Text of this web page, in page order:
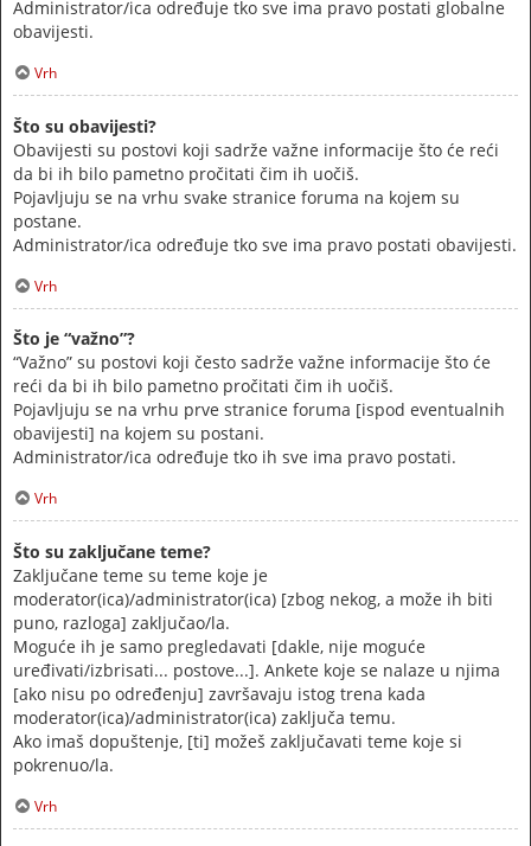
Administrator/ica određuje tko sve ima pravo postati globalne
obavijesti.
Vrh
Što su obavijesti?
Obavijesti su postovi koji sadrže važne informacije što će reći
da bi ih bilo pametno pročitati čim ih uočiš.
Pojavljuju se na vrhu svake stranice foruma na kojem su
postane.
Administrator/ica određuje tko sve ima pravo postati obavijesti.
Vrh
Što je “važno”?
“Važno” su postovi koji često sadrže važne informacije što će
reći da bi ih bilo pametno pročitati čim ih uočiš.
Pojavljuju se na vrhu prve stranice foruma [ispod eventualnih
obavijesti] na kojem su postani.
Administrator/ica određuje tko ih sve ima pravo postati.
Vrh
Što su zaključane teme?
Zaključane teme su teme koje je
moderator(ica)/administrator(ica) [zbog nekog, a može ih biti
puno, razloga] zaključao/la.
Moguće ih je samo pregledavati [dakle, nije moguće
uređivati/izbrisati... postove...]. Ankete koje se nalaze u njima
[ako nisu po određenju] završavaju istog trena kada
moderator(ica)/administrator(ica) zaključa temu.
Ako imaš dopuštenje, [ti] možeš zaključavati teme koje si
pokrenuo/la.
Vrh